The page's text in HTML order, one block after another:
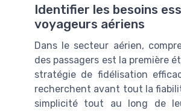
Identifier les besoins
voyageurs aériens
Dans le secteur aérien,
des passagers est la première
stratégie de fidélisation
recherchent avant tout la
simplicité tout au long de